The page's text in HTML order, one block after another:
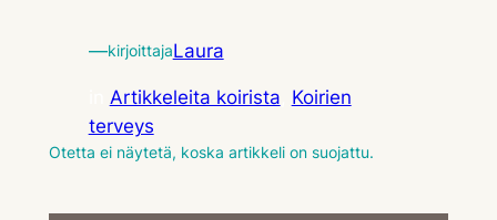
—kirjoittajaLaura
Artikkeleita koirista Koirien
terveys
Otetta ei näytetä, koska artikkeli on suojattu.